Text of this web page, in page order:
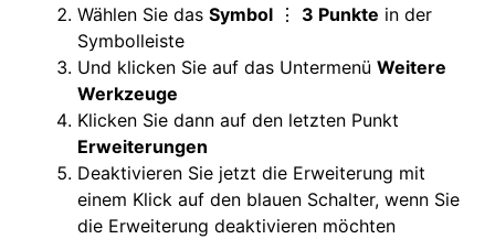
Wählen Sie das Symbol ⋮ 3 Punkte in der
Symbolleiste
Und klicken Sie auf das Untermenü Weitere
Werkzeuge
Klicken Sie dann auf den letzten Punkt
Erweiterungen
Deaktivieren Sie jetzt die Erweiterung mit
einem Klick auf den blauen Schalter, wenn Sie
die Erweiterung deaktivieren möchten